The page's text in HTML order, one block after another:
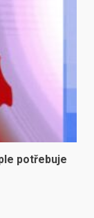
potřebuje